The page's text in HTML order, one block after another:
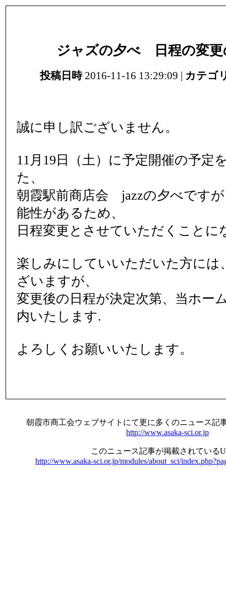
ジャズの夕べ 日程の変更
投稿日時2016-11-16 13:29:09 | カテゴ
誠に申し訳ございません。
11月19日（土）に予定開催の予定
た、
朝霞駅前商店会 jazzの夕べです
能性があるため、
日程変更とさせていただくことに
楽しみにしていいただいた方には
ざいますが、
変更後の日程が決定次第、当ホー
内いたします.
よろしくお願いいたします。
朝霞市商工会ウェブサイトにて更に多くのニュース記
http://www.asaka-sci.or.jp
このニュース記事が掲載されている
http://www.asaka-sci.or.jp/modules/about_sci/